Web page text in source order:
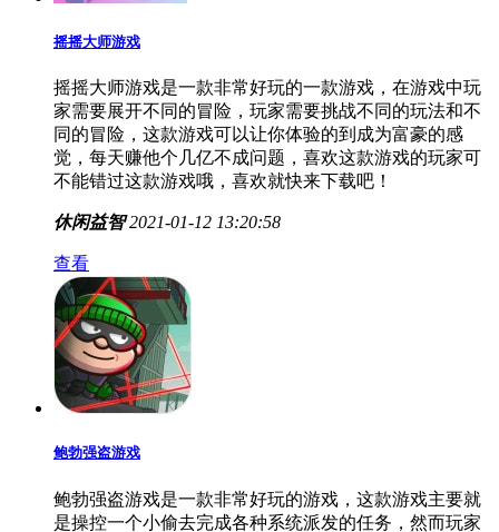
摇摇大师游戏是一款非常好玩的一款游戏，在游戏中玩
家需要展开不同的冒险，玩家需要挑战不同的玩法和不
同的冒险，这款游戏可以让你体验的到成为富豪的感
觉，每天赚他个几亿不成问题，喜欢这款游戏的玩家可
不能错过这款游戏哦，喜欢就快来下载吧！
休闲益智 2021-01-12 13:20:58